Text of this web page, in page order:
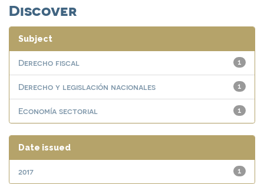
Discover
Subject
1
Derecho fiscal
1
Derecho y legislación nacionales
1
Economía sectorial
Date issued
1
2017